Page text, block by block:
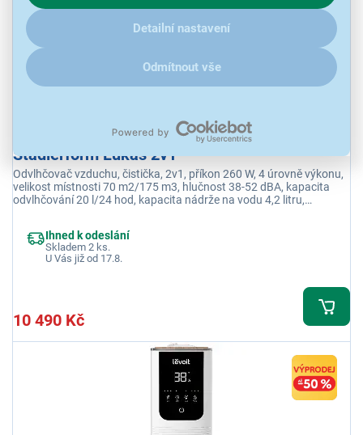
kliknětesem.
Detailní nastavení
Odmítnout vše
Stadlerform Lukas 2v1
Odvlhčovač vzduchu, čistička, 2v1, příkon 260 W, 4 úrovně výkonu,
velikost místnosti 70 m2/175 m3, hlučnost 38-52 dBA, kapacita
odvlhčování 20 l/24 hod, kapacita nádrže na vodu 4,2 litru,
Ihned k odeslání
Skladem 2 ks.
U Vás již od 17.8.
10 490 Kč